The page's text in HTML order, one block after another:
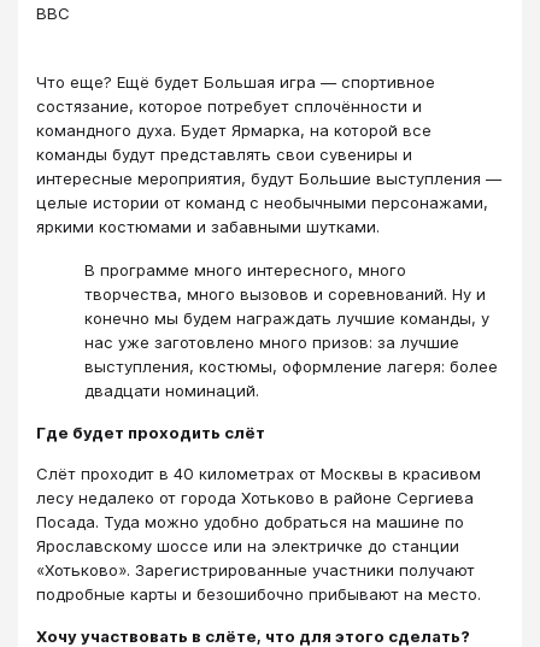
ВВС
Что еще? Ещё будет Большая игра — спортивное
состязание, которое потребует сплочённости и
командного духа. Будет Ярмарка, на которой все
команды будут представлять свои сувениры и
интересные мероприятия, будут Большие выступления —
целые истории от команд с необычными персонажами,
яркими костюмами и забавными шутками.
В программе много интересного, много
творчества, много вызовов и соревнований. Ну и
конечно мы будем награждать лучшие команды, у
нас уже заготовлено много призов: за лучшие
выступления, костюмы, оформление лагеря: более
двадцати номинаций.
Где будет проходить слёт
Слёт проходит в 40 километрах от Москвы в красивом
лесу недалеко от города Хотьково в районе Сергиева
Посада. Туда можно удобно добраться на машине по
Ярославскому шоссе или на электричке до станции
«Хотьково». Зарегистрированные участники получают
подробные карты и безошибочно прибывают на место.
Хочу участвовать в слёте, что для этого сделать?